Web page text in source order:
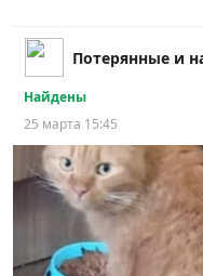
Потерянные и
Найдены
25 марта 15:45